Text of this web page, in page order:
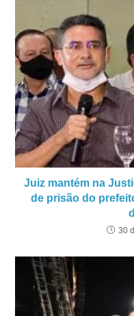
Juiz mantém na
de prisão do
30